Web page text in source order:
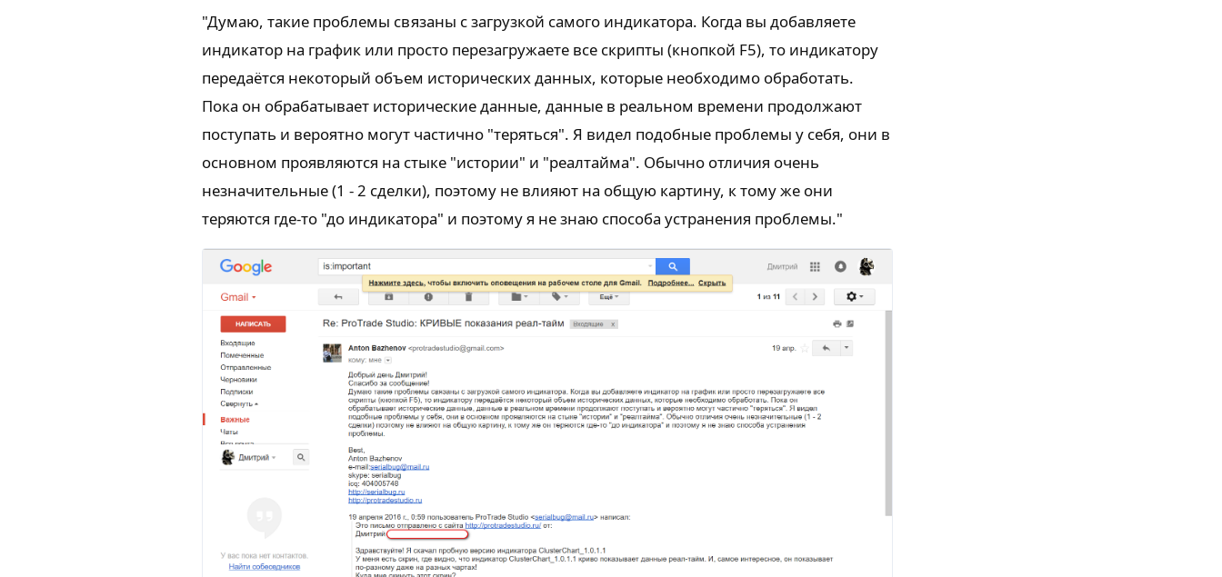
"Думаю, такие проблемы связаны с загрузкой самого индикатора. Когда вы добавляете
индикатор на график или просто перезагружаете все скрипты (кнопкой F5), то индикатору
передаётся некоторый объем исторических данных, которые необходимо обработать.
Пока он обрабатывает исторические данные, данные в реальном времени продолжают
поступать и вероятно могут частично "теряться". Я видел подобные проблемы у себя, они в
основном проявляются на стыке "истории" и "реалтайма". Обычно отличия очень
незначительные (1 - 2 сделки), поэтому не влияют на общую картину, к тому же они
теряются где-то "до индикатора" и поэтому я не знаю способа устранения проблемы."